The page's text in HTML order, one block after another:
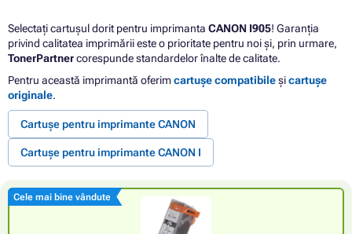
Selectați cartușul dorit pentru imprimanta CANON I905! Garanția
privind calitatea imprimării este o prioritate pentru noi și, prin urmare,
TonerPartnercorespunde standardelor înalte de calitate.
Pentru această imprimantă oferimcartușe compatibileșicartușe
originale.
Cartușe pentru imprimante CANON
Cartușe pentru imprimante CANON I
Cele mai bine vândute